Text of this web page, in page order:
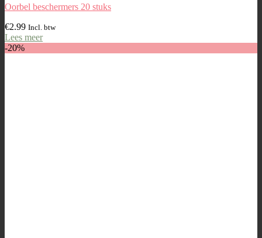
Oorbel beschermers 20 stuks
€2.99 Incl. btw
Lees meer
-20%